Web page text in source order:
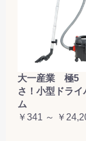
大一産業 極5
さ！小型ドライ
ム
￥341 ～ ￥